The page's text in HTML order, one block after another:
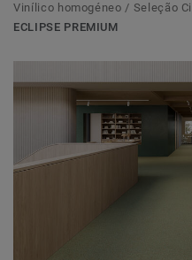
Vinílico homogéneo / Seleção
ECLIPSE PREMIUM